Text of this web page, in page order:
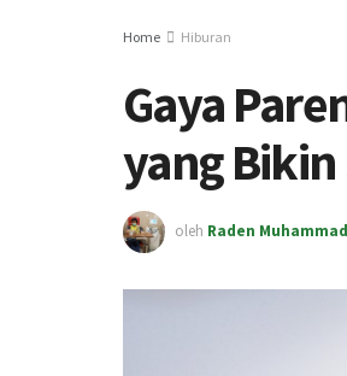
Home Hiburan
Gaya
yang Bikin
oleh Raden